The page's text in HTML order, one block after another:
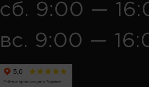
сб. 9:00 —
вс. 9:00 —